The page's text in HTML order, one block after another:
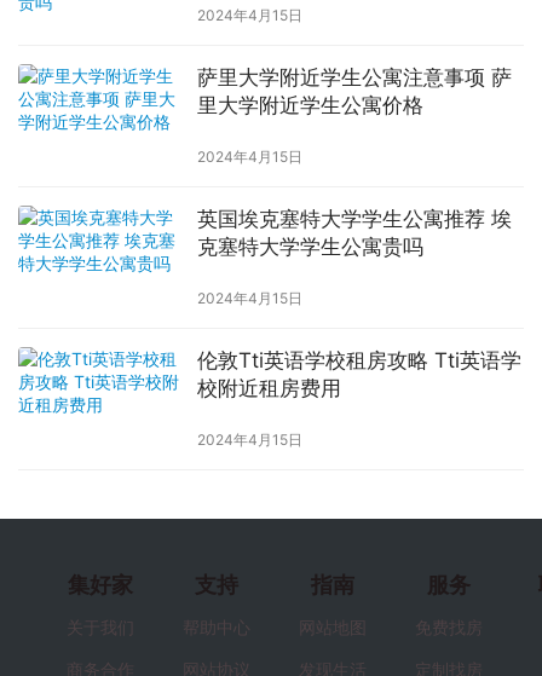
2024年4月15日
萨里大学附近学生公寓注意事项 萨
里大学附近学生公寓价格
2024年4月15日
英国埃克塞特大学学生公寓推荐 埃
克塞特大学学生公寓贵吗
2024年4月15日
伦敦Tti英语学校租房攻略 Tti英语学
校附近租房费用
2024年4月15日
集好家
关于我们
商务合作
支持
帮助中心
网站协议
指南
网站地图
发现生活
服务
免费找房
定制找房